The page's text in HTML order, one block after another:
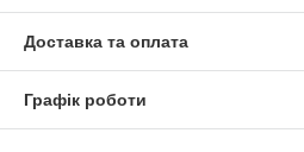
Доставка та оплата
Графік роботи